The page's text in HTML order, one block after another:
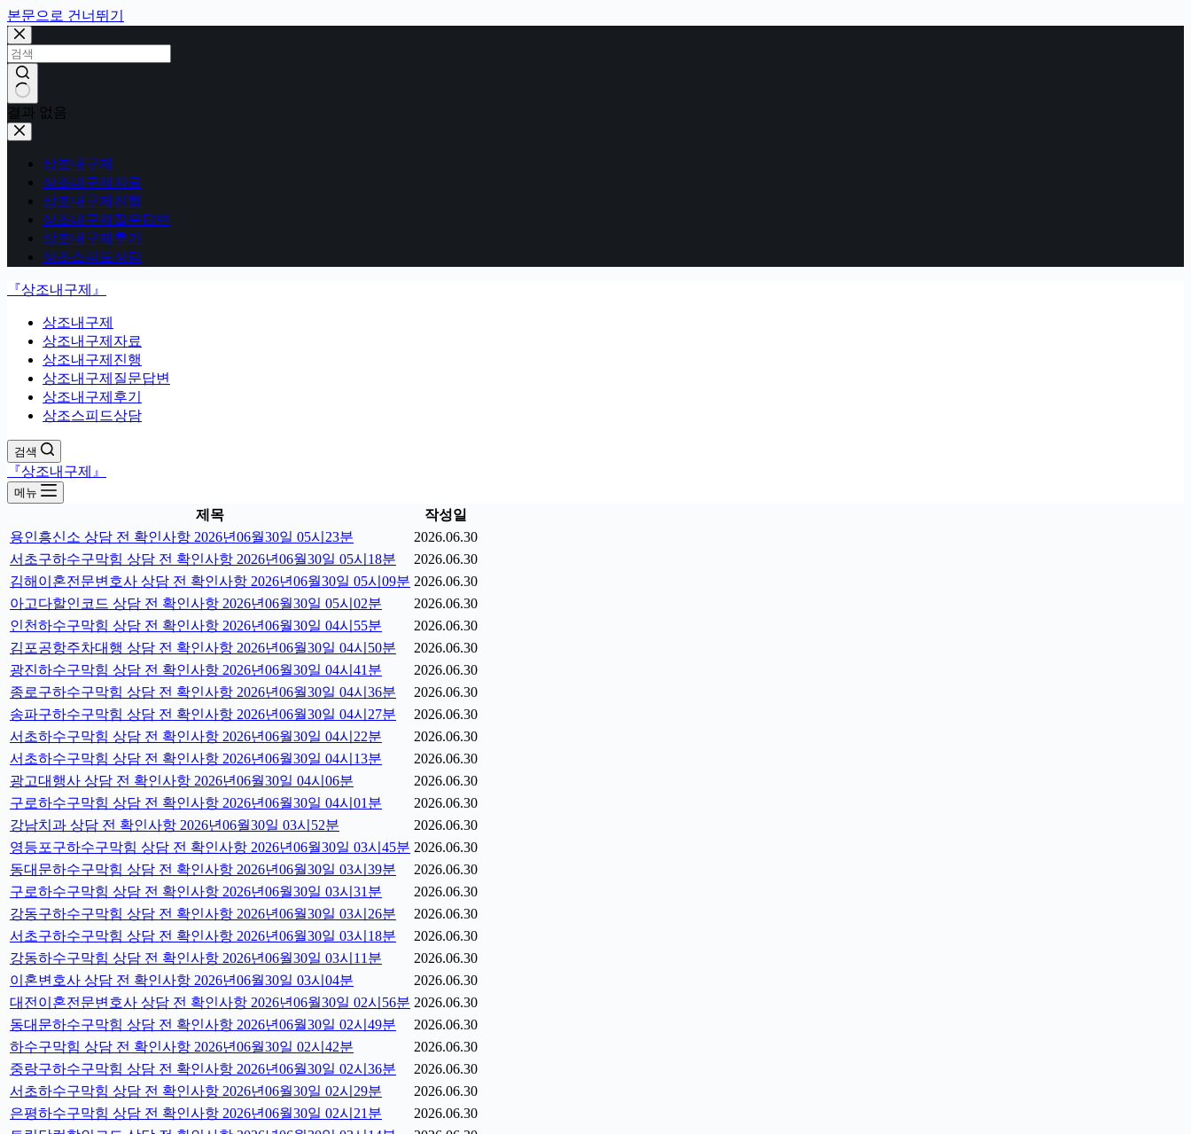
본문으로 건너뛰기
결과 없음
상조내구제
상조내구제자료
상조내구제진행
상조내구제질문답변
상조내구제후기
상조스피드상담
『상조내구제』
상조내구제
상조내구제자료
상조내구제진행
상조내구제질문답변
상조내구제후기
상조스피드상담
검색
『상조내구제』
메뉴
제목
작성일
용인흥신소 상담 전 확인사항 2026년06월30일 05시23분
2026.06.30
서초구하수구막힘 상담 전 확인사항 2026년06월30일 05시18분
2026.06.30
김해이혼전문변호사 상담 전 확인사항 2026년06월30일 05시09분 2026.06.30
아고다할인코드 상담 전 확인사항 2026년06월30일 05시02분
2026.06.30
인천하수구막힘 상담 전 확인사항 2026년06월30일 04시55분
2026.06.30
김포공항주차대행 상담 전 확인사항 2026년06월30일 04시50분
2026.06.30
광진하수구막힘 상담 전 확인사항 2026년06월30일 04시41분
2026.06.30
종로구하수구막힘 상담 전 확인사항 2026년06월30일 04시36분
2026.06.30
송파구하수구막힘 상담 전 확인사항 2026년06월30일 04시27분
2026.06.30
서초하수구막힘 상담 전 확인사항 2026년06월30일 04시22분
2026.06.30
서초하수구막힘 상담 전 확인사항 2026년06월30일 04시13분
2026.06.30
광고대행사 상담 전 확인사항 2026년06월30일 04시06분
2026.06.30
구로하수구막힘 상담 전 확인사항 2026년06월30일 04시01분
2026.06.30
강남치과 상담 전 확인사항 2026년06월30일 03시52분
2026.06.30
영등포구하수구막힘 상담 전 확인사항 2026년06월30일 03시45분 2026.06.30
동대문하수구막힘 상담 전 확인사항 2026년06월30일 03시39분
2026.06.30
구로하수구막힘 상담 전 확인사항 2026년06월30일 03시31분
2026.06.30
강동구하수구막힘 상담 전 확인사항 2026년06월30일 03시26분
2026.06.30
서초구하수구막힘 상담 전 확인사항 2026년06월30일 03시18분
2026.06.30
강동하수구막힘 상담 전 확인사항 2026년06월30일 03시11분
2026.06.30
이혼변호사 상담 전 확인사항 2026년06월30일 03시04분
2026.06.30
대전이혼전문변호사 상담 전 확인사항 2026년06월30일 02시56분 2026.06.30
동대문하수구막힘 상담 전 확인사항 2026년06월30일 02시49분
2026.06.30
하수구막힘 상담 전 확인사항 2026년06월30일 02시42분
2026.06.30
중랑구하수구막힘 상담 전 확인사항 2026년06월30일 02시36분
2026.06.30
서초하수구막힘 상담 전 확인사항 2026년06월30일 02시29분
2026.06.30
은평하수구막힘 상담 전 확인사항 2026년06월30일 02시21분
2026.06.30